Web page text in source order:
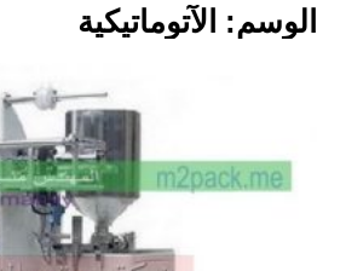
الوسم: الآتوماتيكية